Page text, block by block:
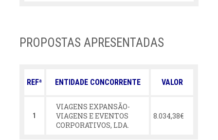
PROPOSTAS APRESENTADAS
REFª ENTIDADE CONCORRENTE VALOR
1
VIAGENS EXPANSÃO-
VIAGENS E EVENTOS
CORPORATIVOS, LDA.
8.034,38€